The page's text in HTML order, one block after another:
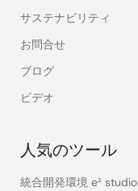
サステナビリティ
お問合せ
ブログ
ビデオ
人気のツール
統合開発環境 e² studio